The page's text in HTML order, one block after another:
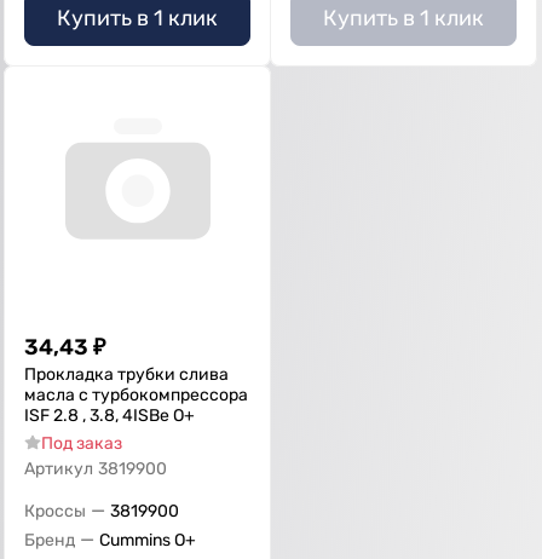
Купить в 1 клик Купить в 1 клик
34,43 ₽
Прокладка трубки слива
масла с турбокомпрессора
ISF 2.8 , 3.8, 4ISBe О+
Под заказ
Артикул 3819900
Кроссы — 3819900
Бренд — Cummins O+